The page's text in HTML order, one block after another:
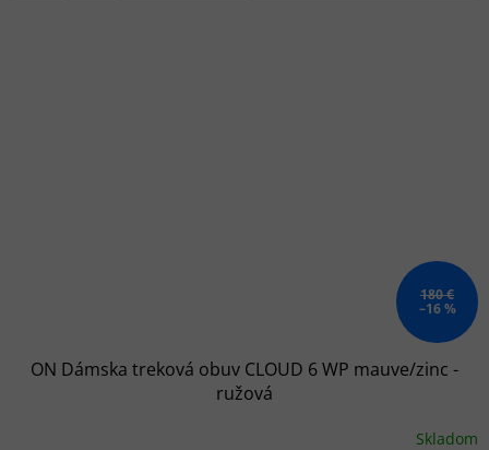
180 €
–16 %
ON Dámska treková obuv CLOUD 6 WP mauve/zinc -
ružová
Skladom